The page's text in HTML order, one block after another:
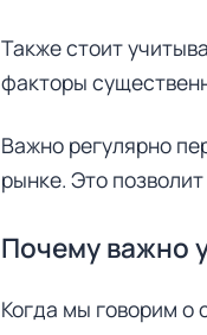
Также стоит
факторы
Важно регулярно
рынке. Это
Почему важно
Когда мы говорим о